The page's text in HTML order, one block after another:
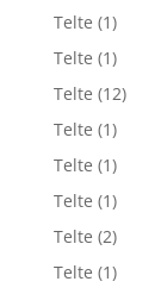
Telte (1)
Telte (1)
Telte (12)
Telte (1)
Telte (1)
Telte (1)
Telte (2)
Telte (1)